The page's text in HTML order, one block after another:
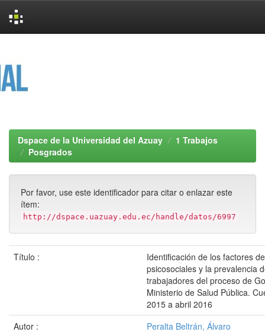
Dspace de la Universidad del Azuay
1 Trabajos
Posgrados
Por favor, use este identificador para citar o enlazar este
ítem:
http://dspace.uazuay.edu.ec/handle/datos/6997
Título :
Identificación de los factores
psicosociales y la prevalencia
trabajadores del proceso de
Ministerio de Salud Pública.
2015 a abril 2016
Autor :
Peralta Beltrán, Álvaro